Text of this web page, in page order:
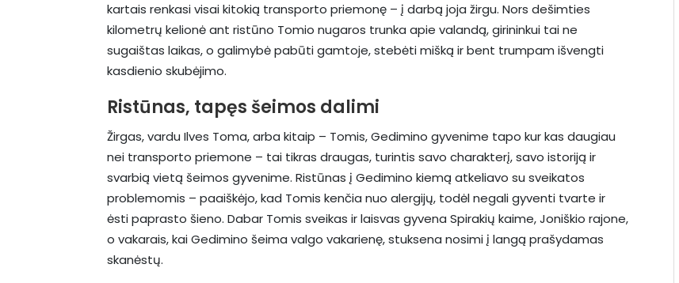
kartais renkasi visai kitokią transporto priemonę – į darbą joja žirgu. Nors dešimties
kilometrų kelionė ant ristūno Tomio nugaros trunka apie valandą, girininkui tai ne
sugaištas laikas, o galimybė pabūti gamtoje, stebėti mišką ir bent trumpam išvengti
kasdienio skubėjimo.
Ristūnas, tapęs šeimos dalimi
Žirgas, vardu Ilves Toma, arba kitaip – Tomis, Gedimino gyvenime tapo kur kas daugiau
nei transporto priemone – tai tikras draugas, turintis savo charakterį, savo istoriją ir
svarbią vietą šeimos gyvenime. Ristūnas į Gedimino kiemą atkeliavo su sveikatos
problemomis – paaiškėjo, kad Tomis kenčia nuo alergijų, todėl negali gyventi tvarte ir
ėsti paprasto šieno. Dabar Tomis sveikas ir laisvas gyvena Spirakių kaime, Joniškio rajone,
o vakarais, kai Gedimino šeima valgo vakarienę, stuksena nosimi į langą prašydamas
skanėstų.